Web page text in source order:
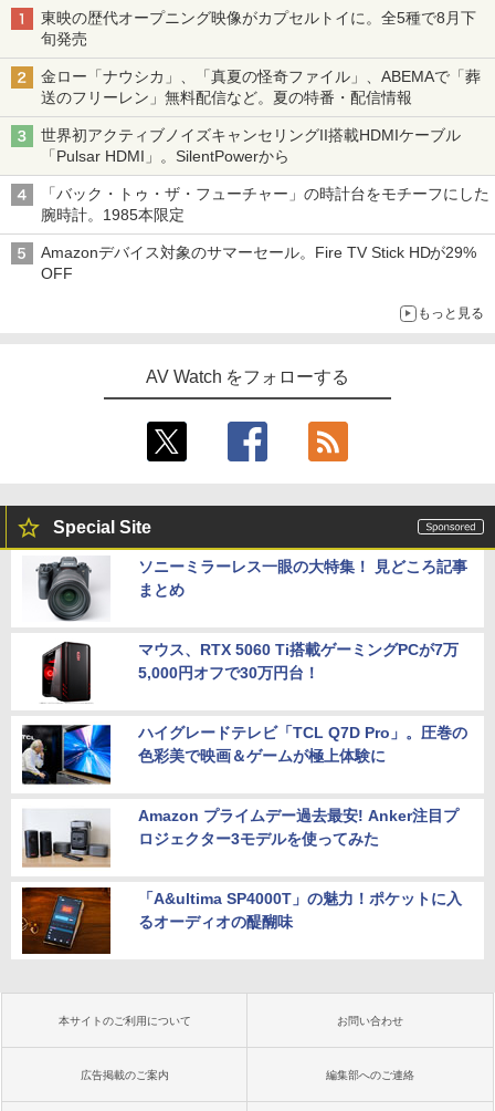
東映の歴代オープニング映像がカプセルトイに。全5種で8月下
旬発売
金ロー「ナウシカ」、「真夏の怪奇ファイル」、ABEMAで「葬
送のフリーレン」無料配信など。夏の特番・配信情報
世界初アクティブノイズキャンセリングII搭載HDMIケーブル
「Pulsar HDMI」。SilentPowerから
「バック・トゥ・ザ・フューチャー」の時計台をモチーフにした
腕時計。1985本限定
Amazonデバイス対象のサマーセール。Fire TV Stick HDが29%
OFF
もっと見る
AV Watch をフォローする
Special Site
ソニーミラーレス一眼の大特集！ 見どころ記事
まとめ
マウス、RTX 5060 Ti搭載ゲーミングPCが7万
5,000円オフで30万円台！
ハイグレードテレビ「TCL Q7D Pro」。圧巻の
色彩美で映画＆ゲームが極上体験に
Amazon プライムデー過去最安! Anker注目プ
ロジェクター3モデルを使ってみた
「A&ultima SP4000T」の魅力！ポケットに入
るオーディオの醍醐味
本サイトのご利用について お問い合わせ
広告掲載のご案内 編集部へのご連絡